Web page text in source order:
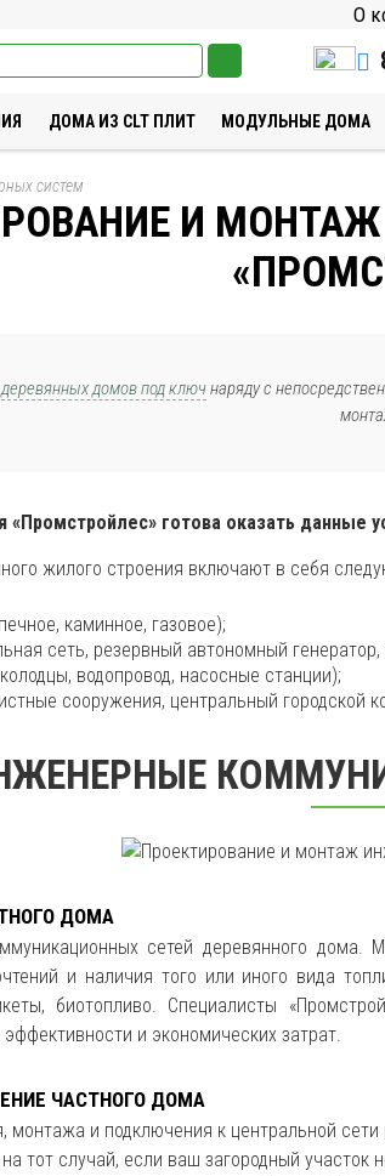
О
ДОМА ИЗ CLT ПЛИТ МОДУЛЬНЫЕ ДОМА
систем
И
деревянных домов под ключнаряду с
«Промстройлес» готова оказать данные
жилого строения включают в себя
каминное, газовое);
сеть, резервный автономный
водопровод, насосные станции);
сооружения, центральный городской
ДОМА
сетей деревянного дома.
и наличия того или иного вида
биотопливо. Специалисты
и экономических затрат.
ЧАСТНОГО ДОМА
монтажа и подключения к центральной
тот случай, если ваш загородный